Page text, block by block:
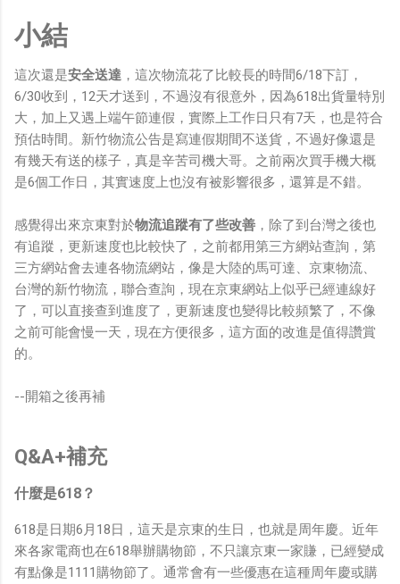
小結
這次還是安全送達 ，這次物流花了比較長的時間6/18下訂，
6/30收到，12天才送到，不過沒有很意外，因為618出貨量特別
大，加上又遇上端午節連假，實際上工作日只有7天，也是符合
預估時間。新竹物流公告是寫連假期間不送貨，不過好像還是
有幾天有送的樣子，真是辛苦司機大哥。之前兩次買手機大概
是6個工作日，其實速度上也沒有被影響很多，還算是不錯。
感覺得出來京東對於物流追蹤有了些改善 ，除了到台灣之後也
有追蹤，更新速度也比較快了，之前都用第三方網站查詢，第
三方網站會去連各物流網站，像是大陸的馬可達、京東物流、
台灣的新竹物流，聯合查詢，現在京東網站上似乎已經連線好
了，可以直接查到進度了，更新速度也變得比較頻繁了，不像
之前可能會慢一天，現在方便很多，這方面的改進是值得讚賞
的。
--開箱之後再補
Q&A+補充
什麼是618？
618是日期6月18日，這天是京東的生日，也就是周年慶。近年
來各家電商也在618舉辦購物節，不只讓京東一家賺，已經變成
有點像是1111購物節了。通常會有一些優惠在這種周年慶或購